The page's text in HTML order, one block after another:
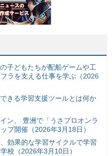
子どもたちが配船ゲームや工
ラを支える仕事を学ぶ（2026
きる学習支援ツールとは何か
ン、 豊洲で「うさプロオンラ
プ開催（2026年3月18日）
効果的な学習サイクルで学習
校（2026年3月10日）